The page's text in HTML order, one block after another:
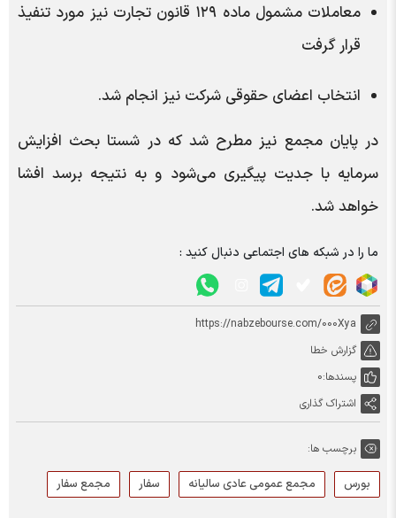
معاملات مشمول ماده ۱۲۹ قانون تجارت نیز مورد تنفیذ
قرار گرفت
انتخاب اعضای حقوقی شرکت نیز انجام شد.
در پایان مجمع نیز مطرح شد که در شستا بحث افزایش
سرمایه با جدیت پیگیری می‌شود و به نتیجه برسد افشا
خواهد شد.
ما را در شبکه های اجتماعی دنبال کنید :
https://nabzebourse.com/000Xya
گزارش خطا
پسندها:0
اشتراک گذاری
برچسب ها:
بورس مجمع عمومی عادی سالیانه سفار مجمع سفار